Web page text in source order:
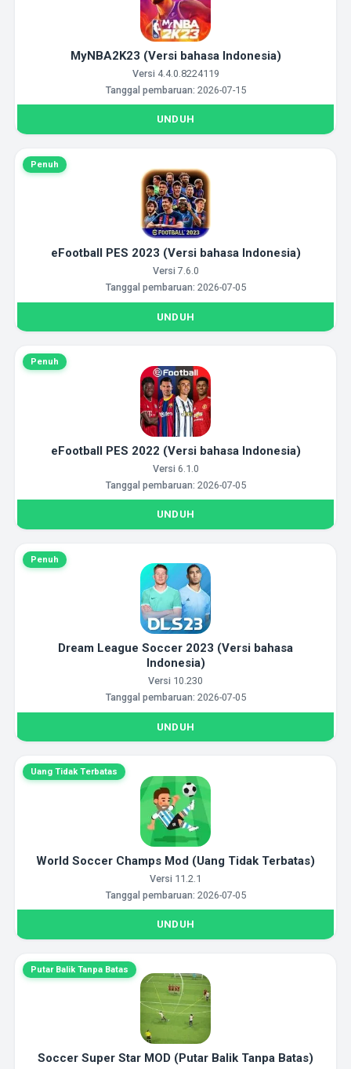
MyNBA2K23 (Versi bahasa Indonesia)
Versi 4.4.0.8224119
Tanggal pembaruan: 2026-07-15
UNDUH
Penuh
eFootball PES 2023 (Versi bahasa Indonesia)
Versi 7.6.0
Tanggal pembaruan: 2026-07-05
UNDUH
Penuh
eFootball PES 2022 (Versi bahasa Indonesia)
Versi 6.1.0
Tanggal pembaruan: 2026-07-05
UNDUH
Penuh
Dream League Soccer 2023 (Versi bahasa
Indonesia)
Versi 10.230
Tanggal pembaruan: 2026-07-05
UNDUH
Uang Tidak Terbatas
World Soccer Champs Mod (Uang Tidak Terbatas)
Versi 11.2.1
Tanggal pembaruan: 2026-07-05
UNDUH
Putar Balik Tanpa Batas
Soccer Super Star MOD (Putar Balik Tanpa Batas)